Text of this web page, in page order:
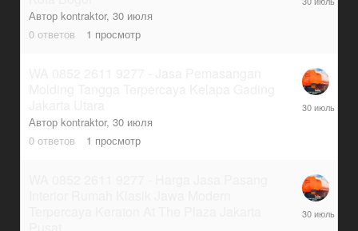
Автор kontraktor, 30 июля
0 ответов 1 просмотр
июля
Автор kontraktor, 30 июля
0 ответов 1 просмотр
30
июля
30
июля